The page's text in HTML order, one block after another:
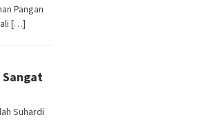
Pangan
[…]
Sangat
Suhardi